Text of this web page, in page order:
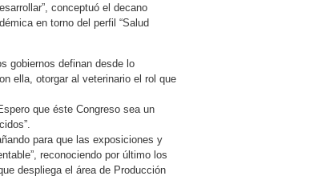
conceptuó el decano
en torno del perfil “Salud
gobiernos definan desde lo
ella, otorgar al veterinario el rol que
que éste Congreso sea un
para que las exposiciones y
reconociendo por último los
despliega el área de Producción